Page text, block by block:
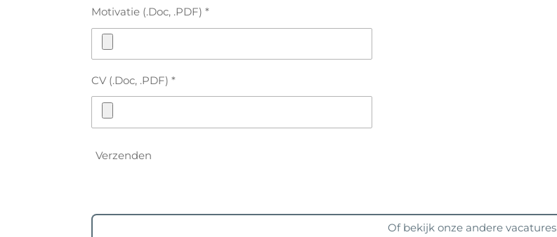
Motivatie (.Doc, .PDF) *
CV (.Doc, .PDF) *
Verzenden
Of bekijk onze andere vacatures